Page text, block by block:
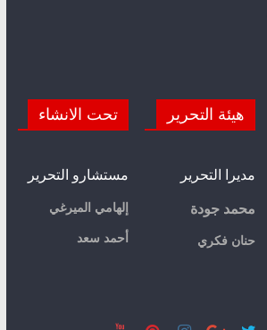
هيئة التحرير
مديرا التحرير
محمد جودة
حنان فكري
تحت الانشاء
مستشارو التحرير
إلهامي الميرغي
أحمد سعد